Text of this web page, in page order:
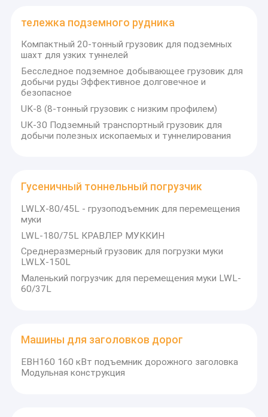
Новости
Все случаи
Ротационная буровая установка для взрывных ям
Поверхностная буровая установка
Подземная буровая установка
Подземный колесный погрузчик
тележка подземного рудника
Компактный 20-тонный грузовик для подземных
шахт для узких туннелей
Бесследное подземное добывающее грузовик для
добычи руды Эффективное долговечное и
безопасное
UK-8 (8-тонный грузовик с низким профилем)
UK-30 Подземный транспортный грузовик для
добычи полезных ископаемых и туннелирования
Гусеничный тоннельный погрузчик
LWLX-80/45L - грузоподъемник для перемещения
муки
LWL-180/75L КРАВЛЕР МУККИН
Среднеразмерный грузовик для погрузки муки
LWLX-150L
Маленький погрузчик для перемещения муки LWL-
60/37L
Машины для заголовков дорог
EBH160 160 кВт подъемник дорожного заголовка
Модульная конструкция
разработок, а также постоянного совершенствования,
продукция нашей компании находится на высоком
международном уровне с точки зрения концепции дизайна
продукта, качества продукта,и послепродажное
Ассортимент продукции:
✓ Джамбо для бурения поверхности.
✓ Подземный погрузчик ∙ ∙ Подземный грузовик ∙ ∙
✓ Автомобиль-помощник тоннеля
✓ Загрузчик муки